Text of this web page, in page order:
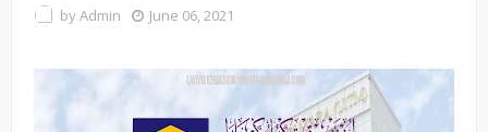
byAdmin June 06, 2021